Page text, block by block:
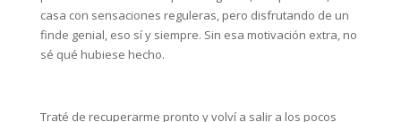
casa con sensaciones reguleras, pero disfrutando de un
finde genial, eso sí y siempre. Sin esa motivación extra, no
sé qué hubiese hecho.
Traté de recuperarme pronto y volví a salir a los pocos